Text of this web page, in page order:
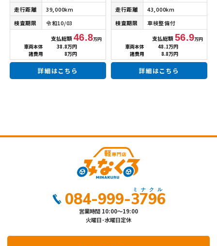
走行距離
39,000km
検査期限
令和10/03
支払総額46.8万円
車両本体
38.8万円
諸費用
8万円
詳細はこちら
走行距離
43,000km
検査期限
車検整備付
支払総額56.9万円
車両本体
48.1万円
諸費用
8.8万円
詳細はこちら
084-999-3796
営業時間 10:00～19:00
火曜日･水曜日定休